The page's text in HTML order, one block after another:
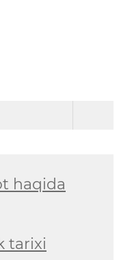
haqida
tarixi